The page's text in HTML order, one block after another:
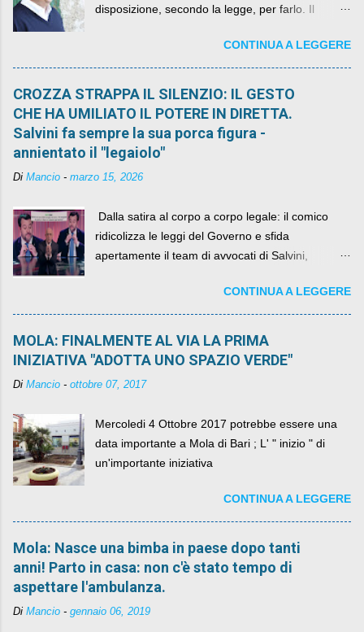
disposizione, secondo la legge, per farlo. Il
quelli che si auspicavano il contrario.CONTINUA A LEGGERE
CROZZA STRAPPA IL SILENZIO: IL GESTO
CHE HA UMILIATO IL POTERE IN DIRETTA.
Salvini fa sempre la sua porca figura -
annientato il "legaiolo"
Di Mancio - marzo 15, 2026
​ Dalla satira al corpo a corpo legale: il comico
ridicolizza le leggi del Governo e sfida
apertamente il team di avvocati di Salvini,
CONTINUA A LEGGERE
MOLA: FINALMENTE AL VIA LA PRIMA
INIZIATIVA "ADOTTA UNO SPAZIO VERDE"
Di Mancio - ottobre 07, 2017
Mercoledi 4 Ottobre 2017 potrebbe essere una
data importante a Mola di Bari ; L' " inizio " di
un'importante iniziativa
CONTINUA A LEGGERE
Mola: Nasce una bimba in paese dopo tanti
anni! Parto in casa: non c'è stato tempo di
aspettare l'ambulanza.
Di Mancio - gennaio 06, 2019